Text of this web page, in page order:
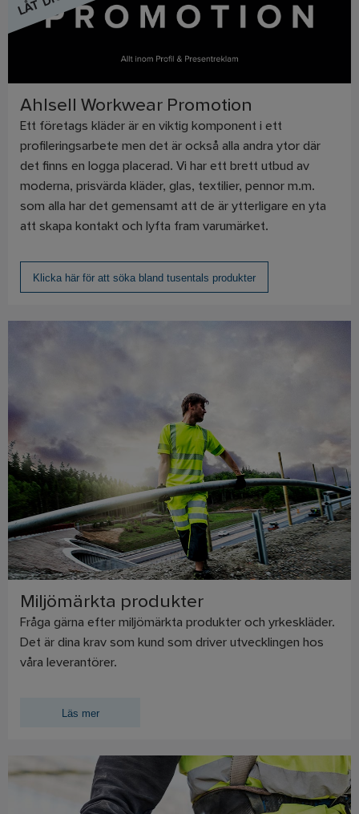
Ahlsell Workwear Promotion
Ett företags kläder är en viktig komponent i ett
profileringsarbete men det är också alla andra ytor där
det finns en logga placerad. Vi har ett brett utbud av
moderna, prisvärda kläder, glas, textilier, pennor m.m.
som alla har det gemensamt att de är ytterligare en yta
att skapa kontakt och lyfta fram varumärket.
Klicka här för att söka bland tusentals produkter
Miljömärkta produkter
Fråga gärna efter miljömärkta produkter och yrkeskläder.
Det är dina krav som kund som driver utvecklingen hos
våra leverantörer.
Läs mer